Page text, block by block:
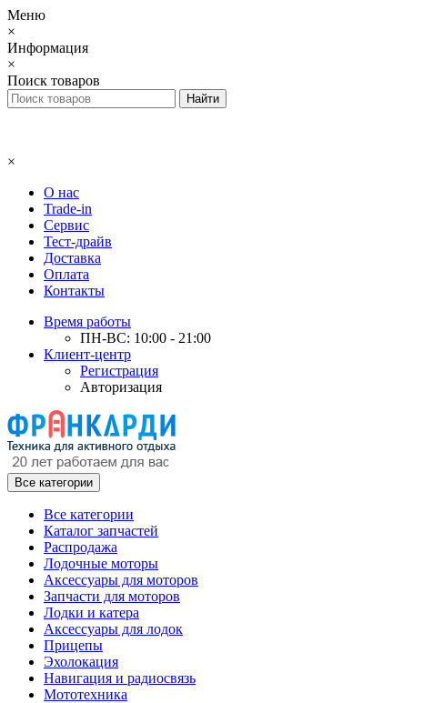
Меню
×
Информация
×
Поиск товаров
×
О нас
Trade-in
Сервис
Тест-драйв
Доставка
Оплата
Контакты
Время работы
ПН-ВС: 10:00 - 21:00
Клиент-центр
Регистрация
Авторизация
Все категории
Все категории
Каталог запчастей
Распродажа
Лодочные моторы
Аксессуары для моторов
Запчасти для моторов
Лодки и катера
Аксессуары для лодок
Прицепы
Эхолокация
Навигация и радиосвязь
Мототехника